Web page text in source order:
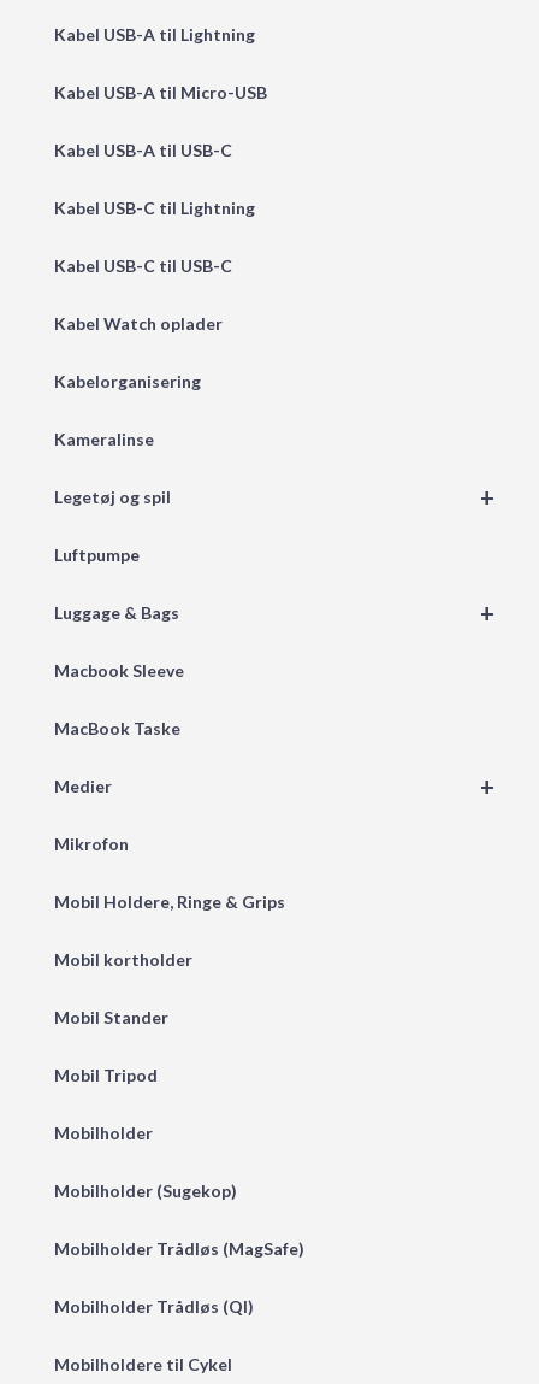
Kabel USB-A til Lightning
Kabel USB-A til Micro-USB
Kabel USB-A til USB-C
Kabel USB-C til Lightning
Kabel USB-C til USB-C
Kabel Watch oplader
Kabelorganisering
Kameralinse
+
Legetøj og spil
Luftpumpe
+
Luggage & Bags
Macbook Sleeve
MacBook Taske
+
Medier
Mikrofon
Mobil Holdere, Ringe & Grips
Mobil kortholder
Mobil Stander
Mobil Tripod
Mobilholder
Mobilholder (Sugekop)
Mobilholder Trådløs (MagSafe)
Mobilholder Trådløs (QI)
Mobilholdere til Cykel